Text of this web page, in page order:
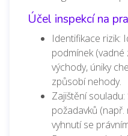
Účel inspekcí na
Identifikace rizik:
podmínek
východy, úniky
způsobí nehody.
Zajištění
požadavků (např.
vyhnutí se